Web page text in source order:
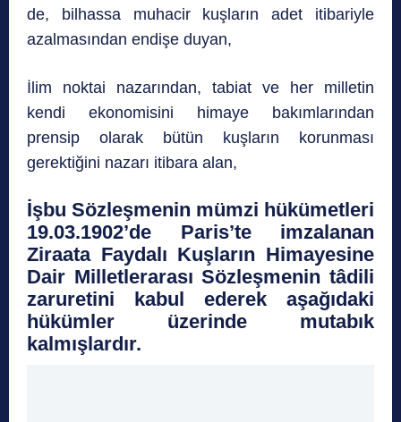
de, bilhassa muhacir kuşların adet itibariyle
azalmasından endişe duyan,
İlim noktai nazarından, tabiat ve her milletin
kendi ekonomisini himaye bakımlarından
prensip olarak bütün kuşların korunması
gerektiğini nazarı itibara alan,
İşbu Sözleşmenin mümzi hükümetleri
19.03.1902’de Paris’te imzalanan
Ziraata Faydalı Kuşların Himayesine
Dair Milletlerarası Sözleşmenin tâdili
zaruretini kabul ederek aşağıdaki
hükümler üzerinde mutabık
kalmışlardır.